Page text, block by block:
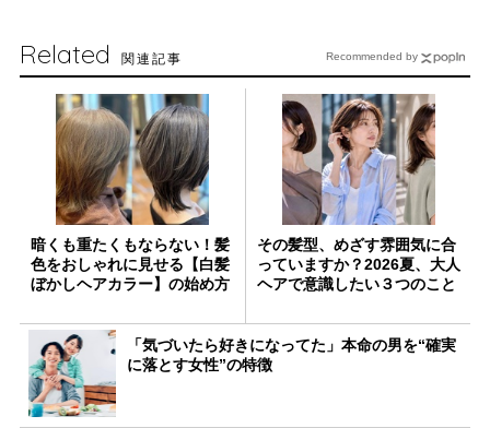
Related 関連記事
暗くも重たくもならない！髪
色をおしゃれに見せる【白髪
ぼかしヘアカラー】の始め方
その髪型、めざす雰囲気に合
っていますか？2026夏、大人
ヘアで意識したい３つのこと
「気づいたら好きになってた」本命の男を“確実
に落とす女性”の特徴
Recommended by